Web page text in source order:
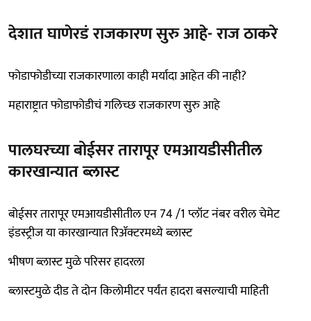
देशात घाणेरडं राजकारण सुरु आहे- राज ठाकरे
फोडाफोडीच्या राजकारणाला काही मर्यादा आहेत की नाही?
महाराष्ट्रात फोडाफोडीचं गलिच्छ राजकारण सुरु आहे
पालघरच्या बोईसर तारापूर एमआयडीसीतील
कारखान्यात ब्लास्ट
बोईसर तारापूर एमआयडीसीतील एन 74 /1 प्लॉट नंबर वरील चेमेट
इंडस्ट्रीज या कारखान्यात रिॲक्टरमध्ये ब्लास्ट
भीषण ब्लास्ट मुळे परिसर हादरला
ब्लास्टमुळे दीड ते दोन किलोमीटर पर्यंत हादरा बसल्याची माहिती